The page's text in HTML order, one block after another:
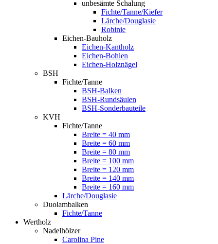
unbesämte Schalung
Fichte/Tanne/Kiefer
Lärche/Douglasie
Robinie
Eichen-Bauholz
Eichen-Kantholz
Eichen-Bohlen
Eichen-Holznägel
BSH
Fichte/Tanne
BSH-Balken
BSH-Rundsäulen
BSH-Sonderbauteile
KVH
Fichte/Tanne
Breite = 40 mm
Breite = 60 mm
Breite = 80 mm
Breite = 100 mm
Breite = 120 mm
Breite = 140 mm
Breite = 160 mm
Lärche/Douglasie
Duolambalken
Fichte/Tanne
Wertholz
Nadelhölzer
Carolina Pine